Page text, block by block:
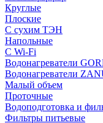
Круглые
Плоские
С сухим ТЭН
Напольные
С Wi-Fi
Водонагреватели
Водонагреватели
Малый объем
Проточные
Водоподготовка и
Фильтры питьевые